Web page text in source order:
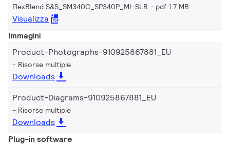
FlexBlend S&S_SM340C_SP340P_MI-SLR pdf 1.7 MB
Visualizza
Immagini
Product-Photographs-910925867881_EU
Risorse multiple
Downloads
Product-Diagrams-910925867881_EU
Risorse multiple
Downloads
Plug-in software